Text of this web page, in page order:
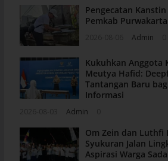
Pengecatan
Pemkab
Admin
Kukuhkan Anggota
Meutya Hafid:
Tantangan Baru
Informasi
Admin
Om Zein dan Luthfi
Syukuran Jalan
Aspirasi Warga